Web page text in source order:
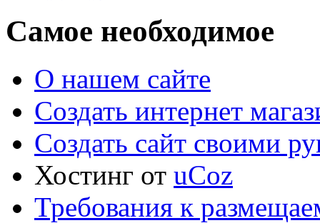
Самое необходимое
О нашем сайте
Создать интернет
Создать сайт своими
Хостинг от uCoz
Требования к